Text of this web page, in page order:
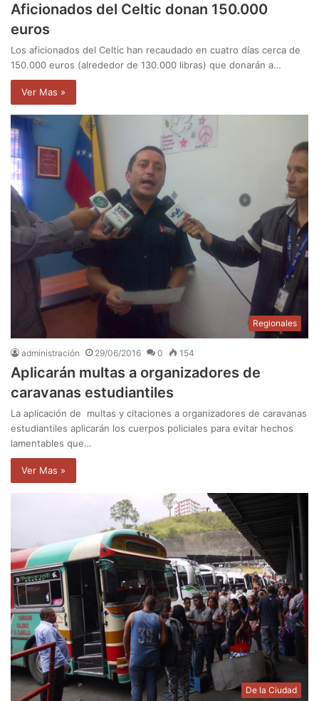
Aficionados del Celtic donan 150.000
euros
Los aficionados del Celtic han recaudado en cuatro días cerca de
150.000 euros (alrededor de 130.000 libras) que donarán a…
Ver Mas »
Regionales
administración 29/06/2016 0 154
Aplicarán multas a organizadores de
caravanas estudiantiles
La aplicación de multas y citaciones a organizadores de caravanas
estudiantiles aplicarán los cuerpos policiales para evitar hechos
lamentables que…
Ver Mas »
De la Ciudad